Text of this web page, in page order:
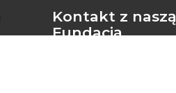
Kontakt z naszą
Fundacją